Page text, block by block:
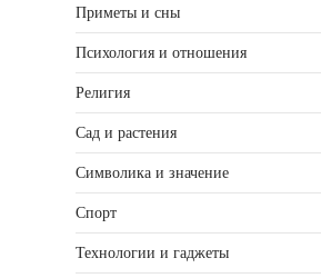
Приметы и сны
Психология и отношения
Религия
Сад и растения
Символика и значение
Спорт
Технологии и гаджеты